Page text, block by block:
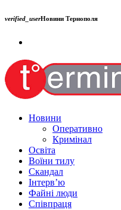
verified_userНовини Тернополя
Новини
Оперативно
Кримінал
Освіта
Воїни тилу
Скандал
Інтерв’ю
Файні люди
Співпраця